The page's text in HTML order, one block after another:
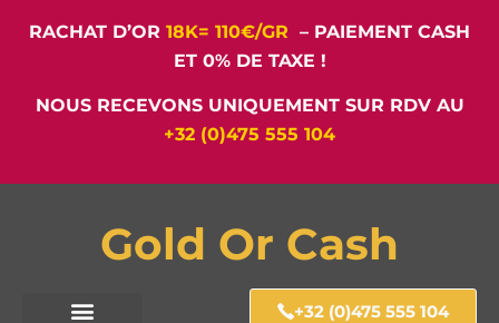
RACHAT D’OR 18K= 110€/GR – PAIEMENT CASH
ET 0% DE TAXE !
NOUS RECEVONS UNIQUEMENT SUR RDV AU
+32 (0)475 555 104
Gold Or Cash
+32 (0)475 555 104